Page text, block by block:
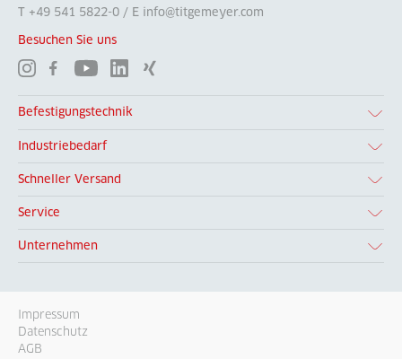
T +49 541 5822-0 / E info@titgemeyer.com
Besuchen Sie uns
Befestigungstechnik
Industriebedarf
Schneller Versand
Service
Unternehmen
Impressum
Datenschutz
AGB